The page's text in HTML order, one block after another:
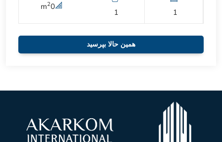
1
1
0
m2
همین حالا بپرسید